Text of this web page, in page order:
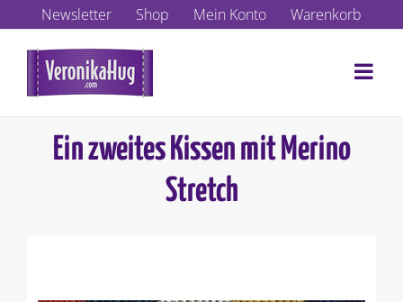
Inhalt
springen
Newsletter Shop Mein Konto Warenkorb
Ein zweites Kissen mit Merino
Stretch